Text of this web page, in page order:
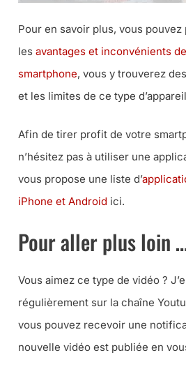
Pour en savoir plus, vous
les avantages et inconvénients
smartphone, vous y trouverez
et les limites de ce type
Afin de tirer profit de votre
n’hésitez pas à utiliser une
vous propose une liste d’
iPhone et Android ici.
Pour aller plus loin
Vous aimez ce type de vidéo ?
régulièrement sur la chaîne
vous pouvez recevoir une
nouvelle vidéo est publiée en